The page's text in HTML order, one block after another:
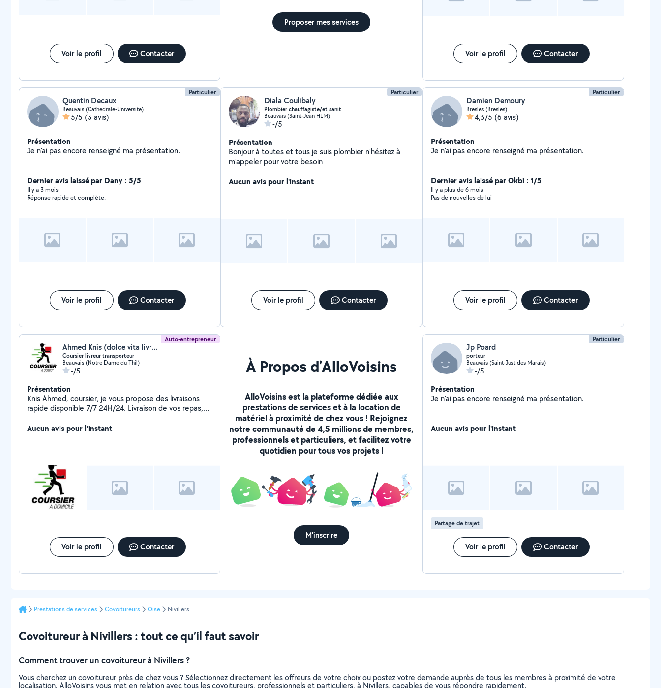
Voir le profil Contacter
Proposer mes services
Voir le profil Contacter
Particulier
Quentin Decaux
Beauvais (Cathedrale-Universite)
5/5 (3 avis)
Présentation
Je n'ai pas encore renseigné ma présentation.
Dernier avis laissé par Dany : 5/5
Il y a 3 mois
Réponse rapide et complète.
Voir le profil Contacter
Particulier
Diala Coulibaly
Plombier chauffagiste/et sanit
Beauvais (Saint-Jean HLM)
-/5
Présentation
Bonjour à toutes et tous je suis plombier n'hésitez à
m'appeler pour votre besoin
Aucun avis pour l'instant
Voir le profil Contacter
Particulier
Damien Demoury
Bresles (Bresles)
4,3/5 (6 avis)
Présentation
Je n'ai pas encore renseigné ma présentation.
Dernier avis laissé par Okbi : 1/5
Il y a plus de 6 mois
Pas de nouvelles de lui
Voir le profil Contacter
Auto-entrepreneur
Ahmed Knis (dolce vita livraison a domicile)
Coursier livreur transporteur
Beauvais (Notre Dame du Thil)
-/5
Présentation
Knis Ahmed, coursier, je vous propose des livraisons
rapide disponible 7/7 24H/24. Livraison de vos repas,
kilomètres autour de Beauvais. Tout type de véhicules
Aucun avis pour l'instant
Voir le profil Contacter
À Propos d’AlloVoisins
AlloVoisins est la plateforme dédiée aux
prestations de services et à la location de
matériel à proximité de chez vous ! Rejoignez
notre communauté de 4,5 millions de membres,
professionnels et particuliers, et facilitez votre
quotidien pour tous vos projets !
M'inscrire
Particulier
Jp Poard
porteur
Beauvais (Saint-Just des Marais)
-/5
Présentation
Je n'ai pas encore renseigné ma présentation.
Aucun avis pour l'instant
Partage de trajet
Voir le profil Contacter
Prestations de services Covoitureurs Oise Nivillers
Covoitureur à Nivillers : tout ce qu’il faut savoir
Comment trouver un covoitureur à Nivillers ?
Vous cherchez un covoitureur près de chez vous ? Sélectionnez directement les offreurs de votre choix ou postez votre demande auprès de tous les membres à proximité de votre
localisation. AlloVoisins vous met en relation avec tous les covoitureurs, professionnels et particuliers, à Nivillers, capables de vous répondre rapidement.